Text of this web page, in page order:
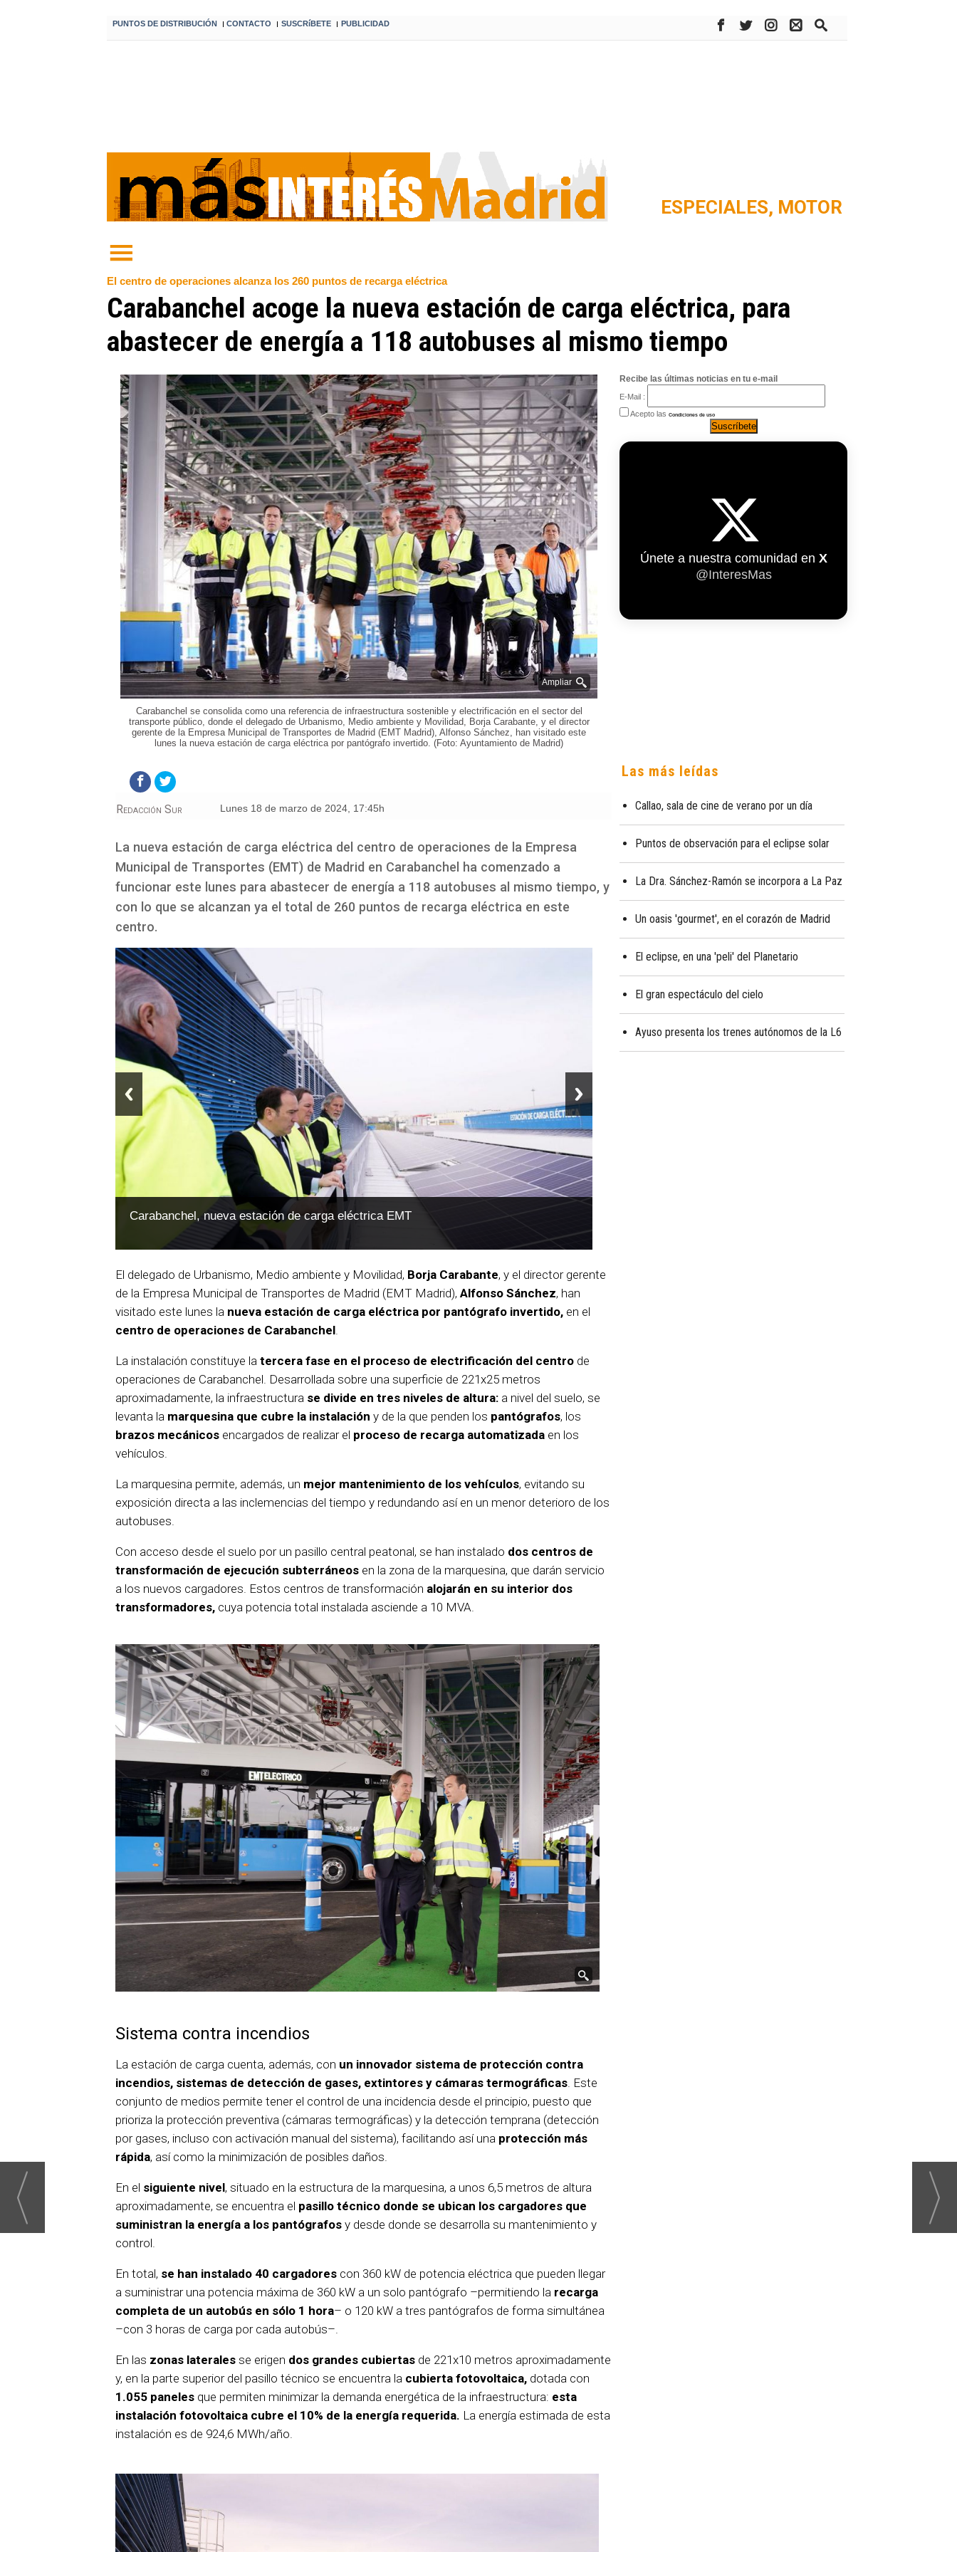
PUNTOS DE DISTRIBUCIÓN I CONTACTO I SUSCRíBETE I PUBLICIDAD
ESPECIALES, MOTOR
El centro de operaciones alcanza los 260 puntos de recarga eléctrica
Carabanchel acoge la nueva estación de carga eléctrica, para
abastecer de energía a 118 autobuses al mismo tiempo
Ampliar
Carabanchel se consolida como una referencia de infraestructura sostenible y electrificación en el sector del
transporte público, donde el delegado de Urbanismo, Medio ambiente y Movilidad, Borja Carabante, y el director
gerente de la Empresa Municipal de Transportes de Madrid (EMT Madrid), Alfonso Sánchez, han visitado este
lunes la nueva estación de carga eléctrica por pantógrafo invertido. (Foto: Ayuntamiento de Madrid)
lunes 18 de marzo de 2024, 17:45h
Redacción Sur
La nueva estación de carga eléctrica del centro de operaciones de la Empresa
Municipal de Transportes (EMT) de Madrid en Carabanchel ha comenzado a
funcionar este lunes para abastecer de energía a 118 autobuses al mismo tiempo, y
con lo que se alcanzan ya el total de 260 puntos de recarga eléctrica en este
centro.
Carabanchel, nueva estación de carga eléctrica EMT
El delegado de Urbanismo, Medio ambiente y Movilidad, Borja Carabante, y el director gerente
de la Empresa Municipal de Transportes de Madrid (EMT Madrid), Alfonso Sánchez, han
visitado este lunes la nueva estación de carga eléctrica por pantógrafo invertido, en el
centro de operaciones de Carabanchel
La instalación constituye la tercera fase en el proceso de electrificación del centro de
operaciones de Carabanchel. Desarrollada sobre una superficie de 221x25 metros
aproximadamente, la infraestructura se divide en tres niveles de altura: a nivel del suelo, se
levanta la marquesina que cubre la instalación y de la que penden los pantógrafos, los
brazos mecánicos encargados de realizar el proceso de recarga automatizada en los
vehículos.
La marquesina permite, además, un mejor mantenimiento de los vehículos, evitando su
exposición directa a las inclemencias del tiempo y redundando así en un menor deterioro de los
autobuses.
Con acceso desde el suelo por un pasillo central peatonal, se han instalado dos centros de
transformación de ejecución subterráneos en la zona de la marquesina, que darán servicio
a los nuevos cargadores. Estos centros de transformación alojarán en su interior dos
transformadores, cuya potencia total instalada asciende a 10 MVA.
Sistema contra incendios
La estación de carga cuenta, además, con un innovador sistema de protección contra
incendios, sistemas de detección de gases, extintores y cámaras termográficas . Este
conjunto de medios permite tener el control de una incidencia desde el principio, puesto que
prioriza la protección preventiva (cámaras termográficas) y la detección temprana (detección
por gases, incluso con activación manual del sistema), facilitando así una protección más
rápida, así como la minimización de posibles daños.
En el siguiente nivel, situado en la estructura de la marquesina, a unos 6,5 metros de altura
aproximadamente, se encuentra el pasillo técnico donde se ubican los cargadores que
suministran la energía a los pantógrafos y desde donde se desarrolla su mantenimiento y
control.
En total, se han instalado 40 cargadores con 360 kW de potencia eléctrica que pueden llegar
a suministrar una potencia máxima de 360 kW a un solo pantógrafo –permitiendo la recarga
completa de un autobús en sólo 1 hora– o 120 kW a tres pantógrafos de forma simultánea
–con 3 horas de carga por cada autobús–.
En las zonas laterales se erigen dos grandes cubiertas de 221x10 metros aproximadamente
y, en la parte superior del pasillo técnico se encuentra la cubierta fotovoltaica, dotada con
1.055 paneles que permiten minimizar la demanda energética de la infraestructura: esta
instalación fotovoltaica cubre el 10% de la energía requerida. La energía estimada de esta
instalación es de 924,6 MWh/año.
Recibe las últimas noticias en tu e-mail
E-Mail :
Acepto las Condiciones de uso
Únete a nuestra comunidad en X
@InteresMas
Las más leídas
Callao, sala de cine de verano por un día
Puntos de observación para el eclipse solar
La Dra. Sánchez-Ramón se incorpora a La Paz
Un oasis 'gourmet', en el corazón de Madrid
El eclipse, en una 'peli' del Planetario
El gran espectáculo del cielo
Ayuso presenta los trenes autónomos de la L6